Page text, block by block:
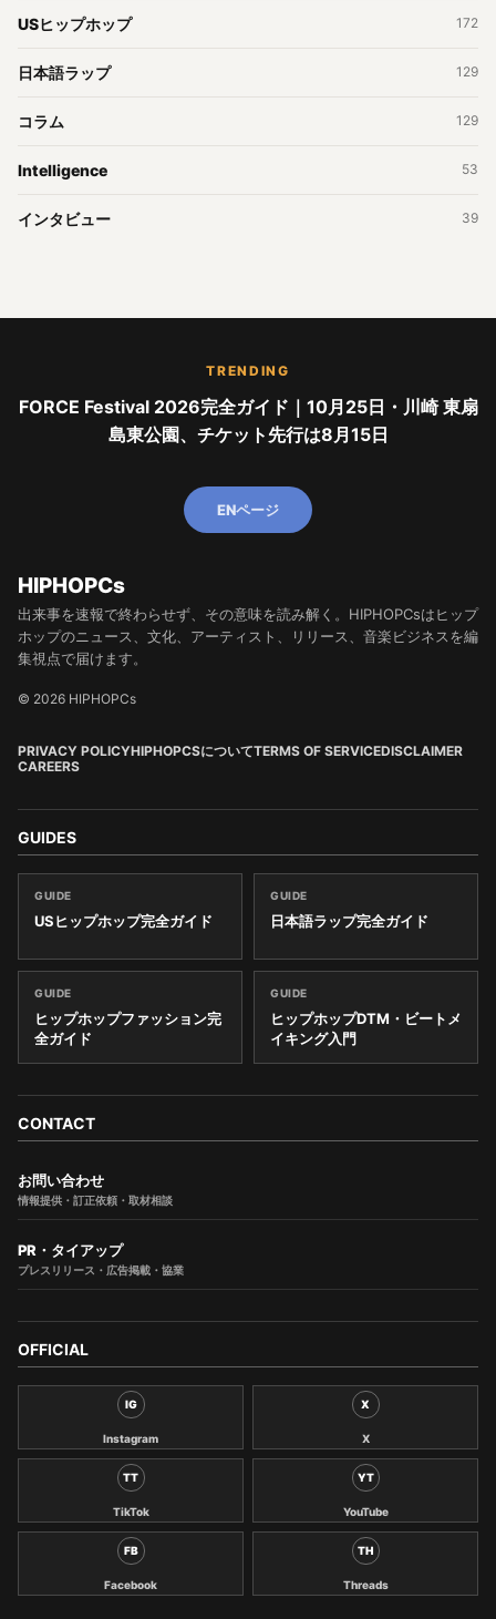
USヒップホップ 172
日本語ラップ 129
コラム 129
Intelligence 53
インタビュー 39
TRENDING
FORCE Festival 2026完全ガイド｜10月25日・川崎 東扇
島東公園、チケット先行は8月15日
ENページ
HIPHOPCs
出来事を速報で終わらせず、その意味を読み解く。HIPHOPCsはヒップ
ホップのニュース、文化、アーティスト、リリース、音楽ビジネスを編
集視点で届けます。
© 2026 HIPHOPCs
PRIVACY POLICYHIPHOPCSについてTERMS OF SERVICEDISCLAIMER
CAREERS
GUIDES
GUIDE
USヒップホップ完全ガイド
GUIDE
日本語ラップ完全ガイド
GUIDE
ヒップホップファッション完
全ガイド
GUIDE
ヒップホップDTM・ビートメ
イキング入門
CONTACT
お問い合わせ
情報提供・訂正依頼・取材相談
PR・タイアップ
プレスリリース・広告掲載・協業
OFFICIAL
IG
Instagram
X
X
TT
TikTok
YT
YouTube
FB
Facebook
TH
Threads